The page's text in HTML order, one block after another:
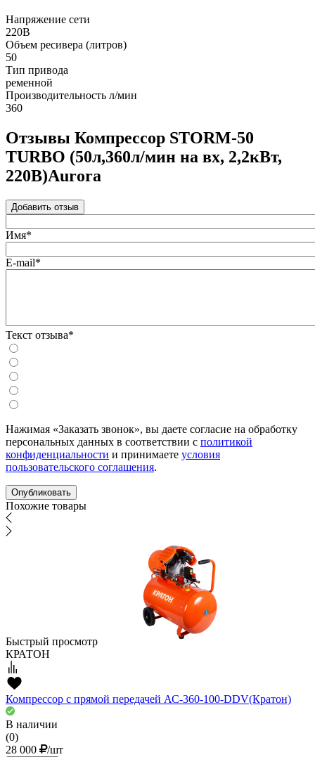
Напряжение сети
220В
Объем ресивера (литров)
50
Тип привода
ременной
Производительность л/мин
360
Отзывы Компрессор STORM-50
TURBO (50л,360л/мин на вх, 2,2кВт,
220В)Aurora
Добавить отзыв
Имя*
E-mail*
Текст отзыва*
Нажимая «Заказать звонок», вы даете согласие на обработку
персональных данных в соответствии с политикой
конфиденциальности и принимаете условия
пользовательского соглашения.
Похожие товары
Быстрый просмотр
КРАТОН
Компрессор с прямой передачей АС-360-100-DDV(Кратон)
В наличии
(0)
28 000
/шт